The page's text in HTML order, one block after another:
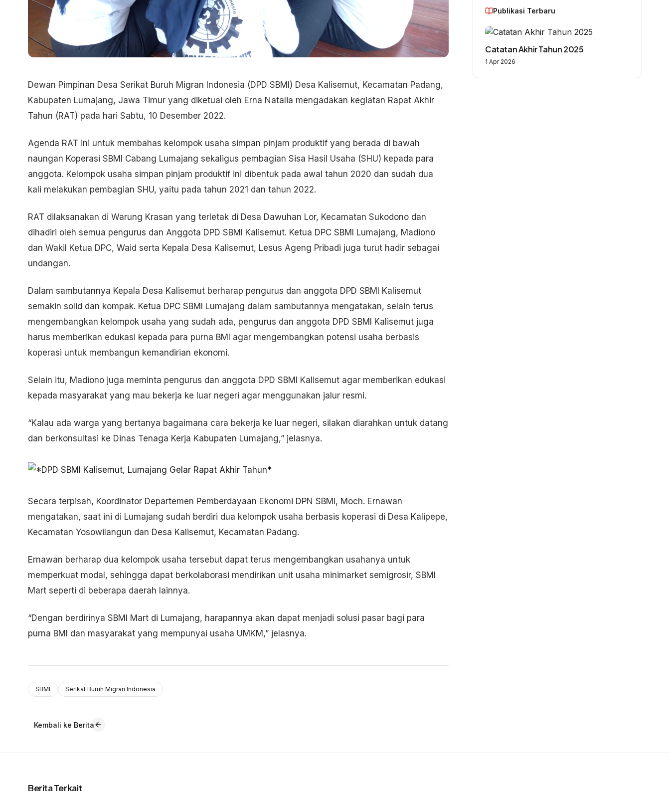
Dewan Pimpinan Desa Serikat Buruh Migran Indonesia (DPD SBMI) Desa Kalisemut, Kecamatan Padang,
Kabupaten Lumajang, Jawa Timur yang diketuai oleh Erna Natalia mengadakan kegiatan Rapat Akhir
Tahun (RAT) pada hari Sabtu, 10 Desember 2022.
Agenda RAT ini untuk membahas kelompok usaha simpan pinjam produktif yang berada di bawah
naungan Koperasi SBMI Cabang Lumajang sekaligus pembagian Sisa Hasil Usaha (SHU) kepada para
anggota. Kelompok usaha simpan pinjam produktif ini dibentuk pada awal tahun 2020 dan sudah dua
kali melakukan pembagian SHU, yaitu pada tahun 2021 dan tahun 2022.
RAT dilaksanakan di Warung Krasan yang terletak di Desa Dawuhan Lor, Kecamatan Sukodono dan
dihadiri oleh semua pengurus dan Anggota DPD SBMI Kalisemut. Ketua DPC SBMI Lumajang, Madiono
dan Wakil Ketua DPC, Waid serta Kepala Desa Kalisemut, Lesus Ageng Pribadi juga turut hadir sebagai
undangan.
Dalam sambutannya Kepala Desa Kalisemut berharap pengurus dan anggota DPD SBMI Kalisemut
semakin solid dan kompak. Ketua DPC SBMI Lumajang dalam sambutannya mengatakan, selain terus
mengembangkan kelompok usaha yang sudah ada, pengurus dan anggota DPD SBMI Kalisemut juga
harus memberikan edukasi kepada para purna BMI agar mengembangkan potensi usaha berbasis
koperasi untuk membangun kemandirian ekonomi.
Selain itu, Madiono juga meminta pengurus dan anggota DPD SBMI Kalisemut agar memberikan edukasi
kepada masyarakat yang mau bekerja ke luar negeri agar menggunakan jalur resmi.
“Kalau ada warga yang bertanya bagaimana cara bekerja ke luar negeri, silakan diarahkan untuk datang
dan berkonsultasi ke Dinas Tenaga Kerja Kabupaten Lumajang,” jelasnya.
Secara terpisah, Koordinator Departemen Pemberdayaan Ekonomi DPN SBMI, Moch. Ernawan
mengatakan, saat ini di Lumajang sudah berdiri dua kelompok usaha berbasis koperasi di Desa Kalipepe,
Kecamatan Yosowilangun dan Desa Kalisemut, Kecamatan Padang.
Ernawan berharap dua kelompok usaha tersebut dapat terus mengembangkan usahanya untuk
memperkuat modal, sehingga dapat berkolaborasi mendirikan unit usaha minimarket semigrosir, SBMI
Mart seperti di beberapa daerah lainnya.
“Dengan berdirinya SBMI Mart di Lumajang, harapannya akan dapat menjadi solusi pasar bagi para
purna BMI dan masyarakat yang mempunyai usaha UMKM,” jelasnya.
SBMI Serikat Buruh Migran Indonesia
Kembali ke Berita
Publikasi Terbaru
Catatan Akhir Tahun 2025
1 Apr 2026
Berita Terkait